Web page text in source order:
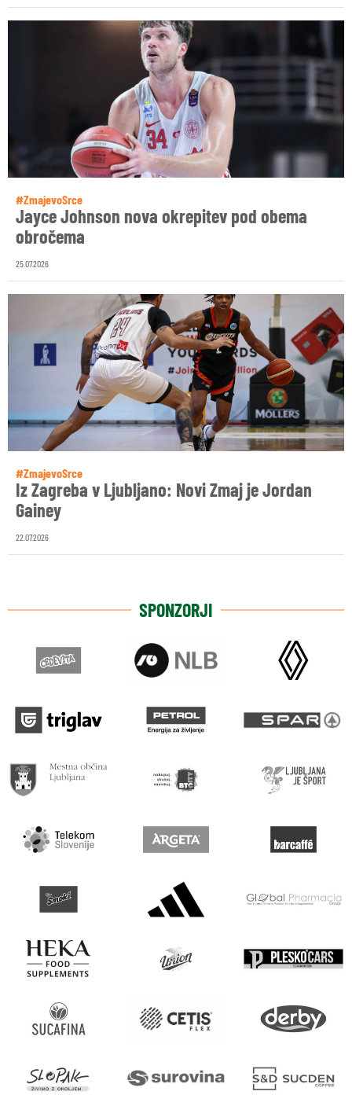
#ZmajevoSrce
Jayce Johnson nova okrepitev pod obema
obročema
25.07.2026
#ZmajevoSrce
Iz Zagreba v Ljubljano: Novi Zmaj je Jordan
Gainey
22.07.2026
SPONZORJI